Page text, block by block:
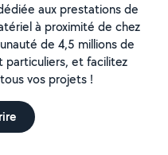
aux prestations de
à proximité de chez
de 4,5 millions de
particuliers, et facilitez
vos projets !